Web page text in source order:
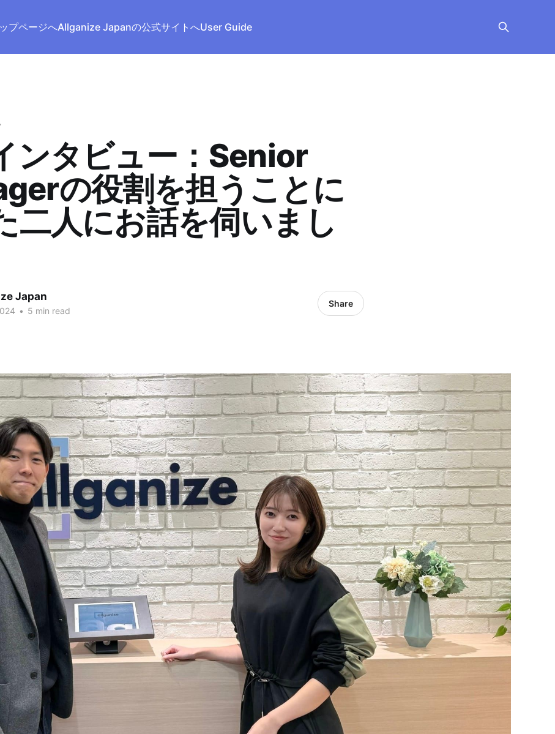
プページへAllganize Japanの公式サイトへUser Guide
ンタビュー：Senior
の役割を担うことに
二人にお話を伺いまし
Japan
• 5 min read
Share